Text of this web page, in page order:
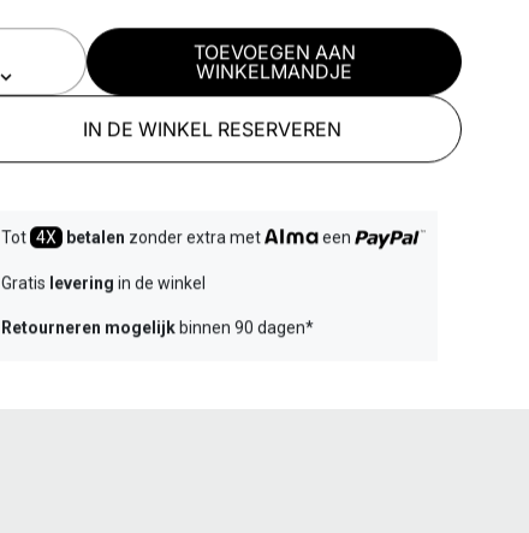
TOEVOEGEN AAN
WINKELMANDJE
IN DE WINKEL RESERVEREN
Tot 4X betalen zonder extra met een
Gratis levering in de winkel
Retourneren mogelijk binnen 90 dagen*